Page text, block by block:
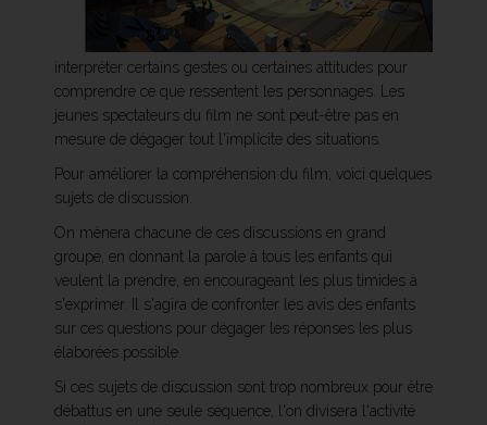
interpréter certains gestes ou certaines attitudes pour
comprendre ce que ressentent les personnages. Les
jeunes spectateurs du film ne sont peut-être pas en
mesure de dégager tout l'implicite des situations.
Pour améliorer la compréhension du film, voici quelques
sujets de discussion.
On mènera chacune de ces discussions en grand
groupe, en donnant la parole à tous les enfants qui
veulent la prendre, en encourageant les plus timides à
s'exprimer. Il s'agira de confronter les avis des enfants
sur ces questions pour dégager les réponses les plus
élaborées possible.
Si ces sujets de discussion sont trop nombreux pour être
débattus en une seule séquence, l'on divisera l'activité